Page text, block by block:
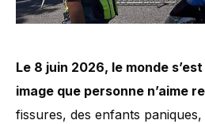
Le 8 juin 2026, le monde
image que personne n’aime
fissures, des enfants